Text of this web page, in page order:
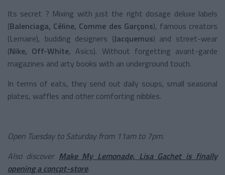
Its secret ? Mixing with just the right dosage deluxe labels
(Balenciaga, Céline, Comme des Garçons), famous creators
(Lemaire), budding designers (Jacquemus) and street-wear
(Nike, Off-White, Asics). Without forgetting avant-garde
magazines and arty books with an underground touch.
In terms of eats, they send out daily soups, small seasonal
plates, waffles and other comforting nibbles.
Open Tuesday to Saturday from 11am to 7pm.
Also discover Make My Lemonade, Lisa Gachet is finally
opening a concpt-store.